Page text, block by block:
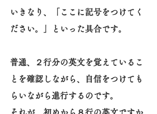
いきなり、「ここに記号をつけてく
ださい。」といった具合です。
普通、２行分の英文を覚えているこ
とを確認しながら、自信をつけても
らいながら進行するのです。
それが、初めから８行の英文ですか